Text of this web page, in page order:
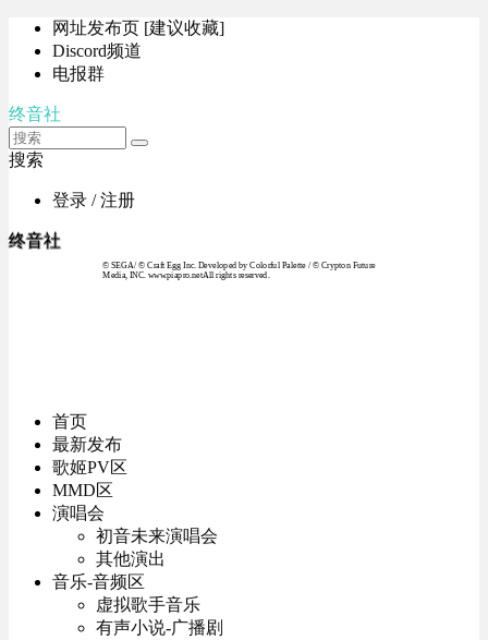
网址发布页 [建议收藏]
Discord频道
电报群
终音社
搜索
登录 / 注册
终音社
© SEGA / © Craft Egg Inc. Developed by Colorful Palette / © Crypton Future
Media, INC. www.piapro.netAll rights reserved.
首页
最新发布
歌姬PV区
MMD区
演唱会
初音未来演唱会
其他演出
音乐-音频区
虚拟歌手音乐
有声小说-广播剧